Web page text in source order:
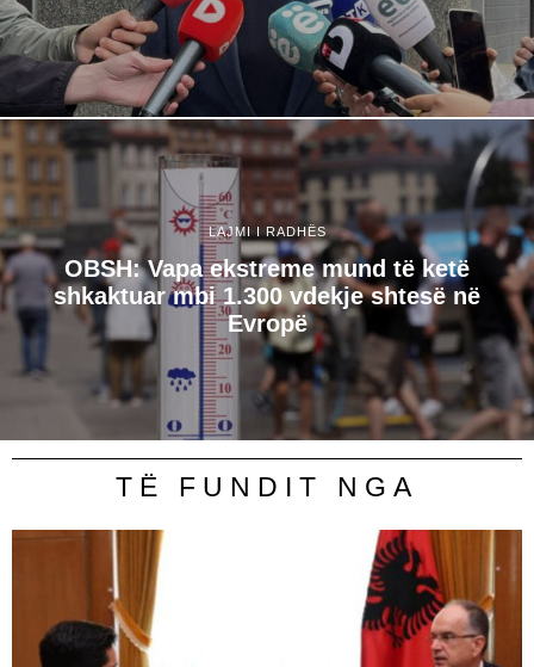
LAJMI I RADHËS
OBSH: Vapa ekstreme mund të ketë
shkaktuar mbi 1.300 vdekje shtesë në
Evropë
TË FUNDIT NGA